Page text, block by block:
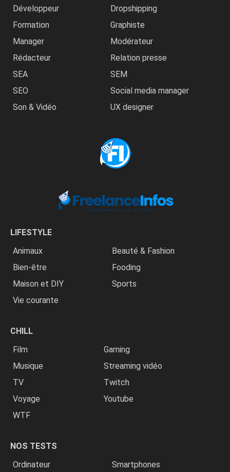
Développeur
Dropshipping
Formation
Graphiste
Manager
Modérateur
Rédacteur
Relation presse
SEA
SEM
SEO
Social media manager
Son & Vidéo
UX designer
LIFESTYLE
Animaux
Beauté & Fashion
Bien-être
Fooding
Maison et DIY
Sports
Vie courante
CHILL
Film
Gaming
Musique
Streaming vidéo
TV
Twitch
Voyage
Youtube
WTF
NOS TESTS
Ordinateur
Smartphones